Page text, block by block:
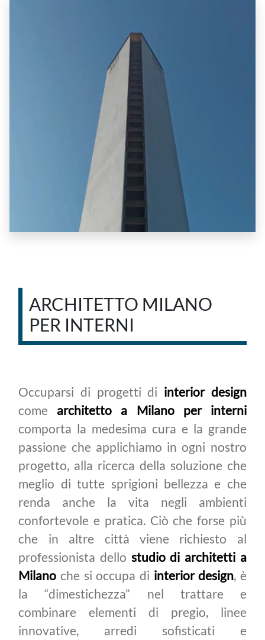
ARCHITETTO MILANO
PER INTERNI
Occuparsi di progetti di interior design
come architetto a Milano per interni
comporta la medesima cura e la grande
passione che applichiamo in ogni nostro
progetto, alla ricerca della soluzione che
meglio di tutte sprigioni bellezza e che
renda anche la vita negli ambienti
confortevole e pratica. Ciò che forse più
che in altre città viene richiesto al
professionista dello studio di architetti a
Milano che si occupa di interior design, è
la “dimestichezza” nel trattare e
combinare elementi di pregio, linee
innovative, arredi sofisticati e